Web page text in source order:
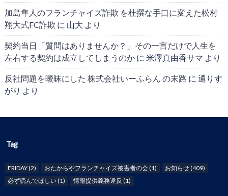
加島隼人のフランチャイズ詐欺 を杜撰な手口に変えた松村
翔大式FC詐欺 に 山大 より
契約当日「質問はありませんか？」その一言だけで人生を
左右する契約は成立してしまうのかに 米澤真由香サマ より
反社問題を曖昧にした 株式会社いーふらん の末路 に 通りす
がり より
Tag
FRIDAY(2) おたからやフランチャイズ被害者の会(1) お知らせ(409)
必ず読んでほしい(1) 情報提供義務違反 (1)